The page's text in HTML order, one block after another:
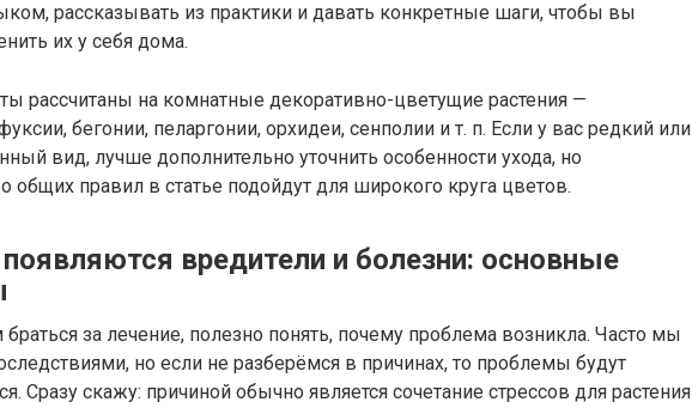
рассказывать из практики и давать конкретные шаги, чтобы вы
их у себя дома.
рассчитаны на комнатные декоративно-цветущие растения —
бегонии, пеларгонии, орхидеи, сенполии и т. п. Если у вас редкий или
вид, лучше дополнительно уточнить особенности ухода, но
общих правил в статье подойдут для широкого круга цветов.
вредители и болезни: основные
за лечение, полезно понять, почему проблема возникла. Часто мы
но если не разберёмся в причинах, то проблемы будут
Сразу скажу: причиной обычно является сочетание стрессов для растения